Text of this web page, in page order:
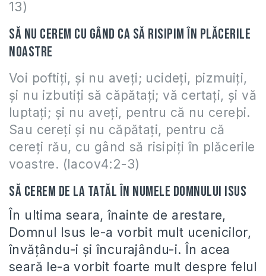
13)
Să nu cerem cu gând ca să risipim în plăcerile
noastre
Voi poftiţi, şi nu aveţi; ucideţi, pizmuiţi,
şi nu izbutiţi să căpătaţi; vă certaţi, şi vă
luptaţi; şi nu aveţi, pentru că nu cereþi.
Sau cereţi şi nu căpătaţi, pentru că
cereţi rău, cu gând să risipiţi în plăcerile
voastre. (Iacov4:2-3)
Să cerem de la Tatăl în Numele Domnului Isus
În ultima seara, înainte de arestare,
Domnul Isus le-a vorbit mult ucenicilor,
învăţându-i şi încurajându-i. În acea
seară le-a vorbit foarte mult despre felul